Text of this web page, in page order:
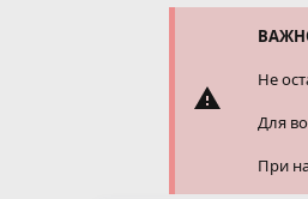
Не
Для
При